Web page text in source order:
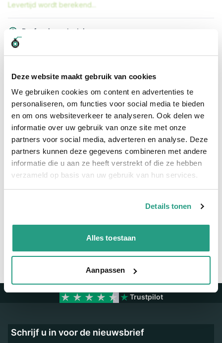
Deze website maakt gebruik van cookies
We gebruiken cookies om content en advertenties te
personaliseren, om functies voor social media te bieden
en om ons websiteverkeer te analyseren. Ook delen we
informatie over uw gebruik van onze site met onze
partners voor social media, adverteren en analyse. Deze
partners kunnen deze gegevens combineren met andere
informatie die u aan ze heeft verstrekt of die ze hebben
verzameld op basis van uw gebruik van hun services.
Details tonen
Alles toestaan
Aanpassen
Levertijd wordt berekend...
Professioneel advies
Hoge klantbeoordelingen: 9/10
Snelle levering
Snel naar
Meer informatie
Meer informatie
Binnendiameter 34mm
Trustpilot
Schrijf u in voor de nieuwsbrief